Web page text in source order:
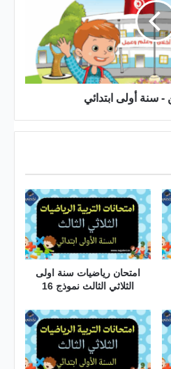
سنة
أولى
ابتدائي
- سنة أولى ابتدائي
امتحان رياضيات سنة اولى
الثلاثي الثالث نموذج 16